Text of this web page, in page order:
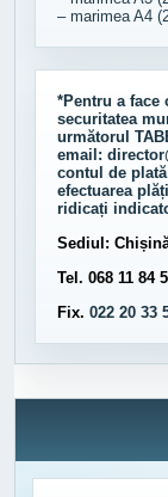
– marimea A4
*Pentru a face
securitatea
următorul
email:
contul de
efectuarea
ridicați
Sediul:
Tel. 068 11 84
Fix. 022 20 33